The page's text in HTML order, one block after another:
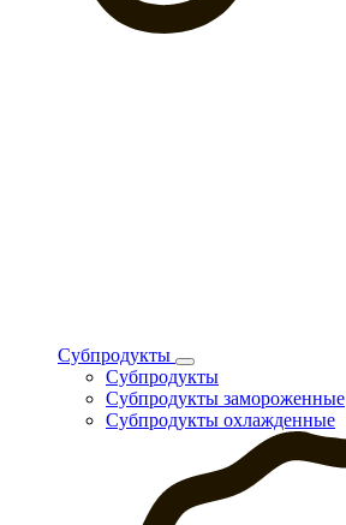
Субпродукты
Субпродукты
Субпродукты замороженные
Субпродукты охлажденные